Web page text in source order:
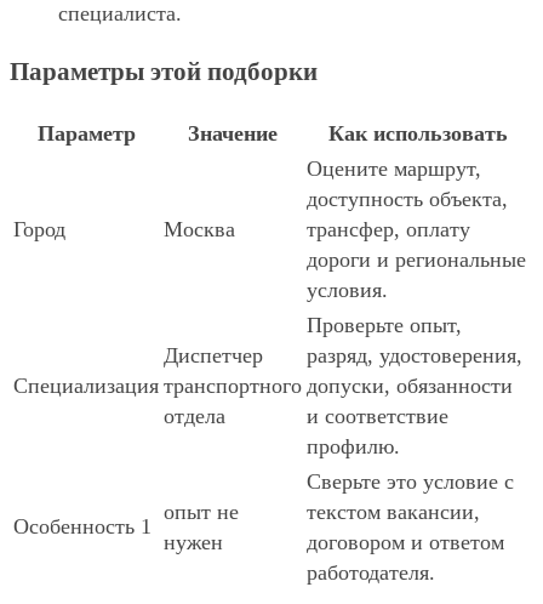
специалиста.
Параметры этой подборки
Параметр Значение Как использовать
Город Москва
Оцените маршрут,
доступность объекта,
трансфер, оплату
дороги и региональные
условия.
Специализация
Диспетчер
транспортного
отдела
Проверьте опыт,
разряд, удостоверения,
допуски, обязанности
и соответствие
профилю.
Особенность 1
опыт не
нужен
Сверьте это условие с
текстом вакансии,
договором и ответом
работодателя.